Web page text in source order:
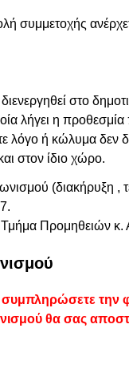
συμμετοχής
στο
λήγει η
λόγο ή κώλυμα δεν
στον ίδιο χώρο.
(διακήρυξη
Τμήμα Προμηθειών
την
θα σας